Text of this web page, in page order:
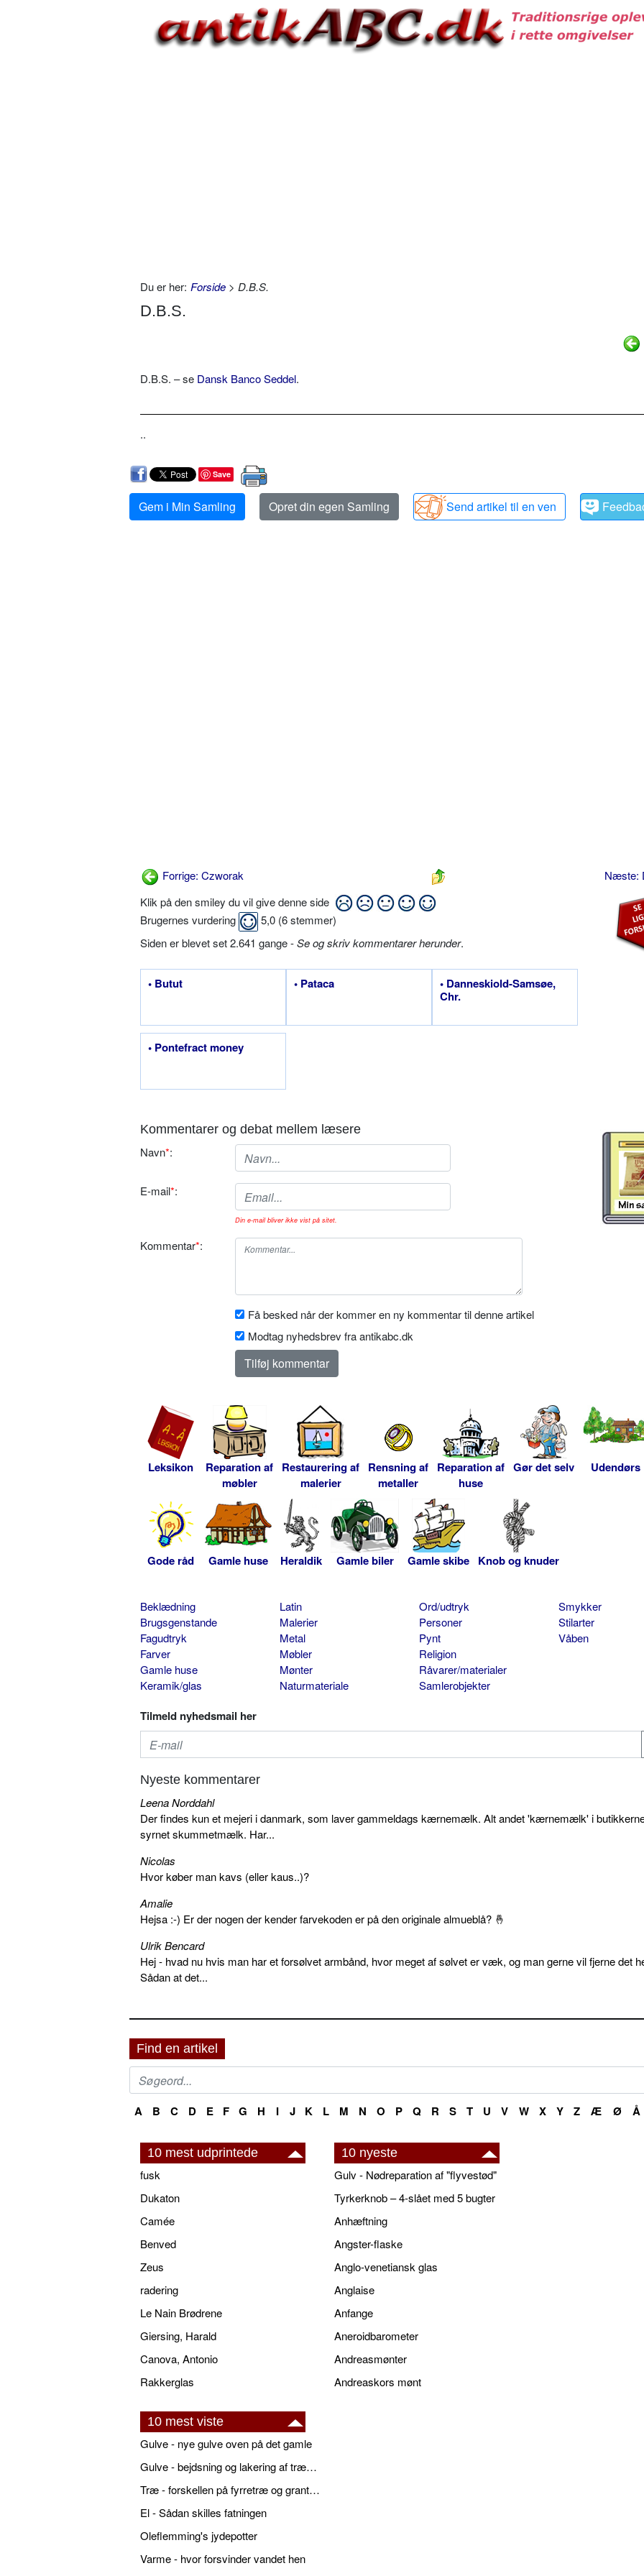
Du er her: Forside > D.B.S.
D.B.S.
D.B.S. – se Dansk Banco Seddel.
..
Save
Gem i Min Samling Opret din egen Samling Send artikel til en ven
Forrige: Czworak
Næste:
Klik på den smiley du vil give denne side
Brugernes vurdering
5,0 (6stemmer)
Siden er blevet set 2.641 gange -Se og skriv kommentarer herunder.
• Butut • Pataca
• Danneskiold-Samsøe,
Chr.
• Pontefract money
Kommentarer og debat mellem læsere
Navn*:
E-mail*:
Din e-mail bliver ikke vist på sitet.
Kommentar*:
Få besked når der kommer en ny kommentar til denne artikel
Modtag nyhedsbrev fra antikabc.dk
Leksikon
Reparation af
møbler
Restaurering af
malerier
Rensning af
metaller
Reparation af
huse
Gør det selv Udendørs
Gode råd Gamle huse Heraldik Gamle biler Gamle skibe Knob og knuder
Beklædning
Brugsgenstande
Fagudtryk
Farver
Gamle huse
Keramik/glas
Latin
Malerier
Metal
Møbler
Mønter
Naturmateriale
Ord/udtryk
Personer
Pynt
Religion
Råvarer/materialer
Samlerobjekter
Smykker
Stilarter
Våben
Tilmeld nyhedsmail her
Nyeste kommentarer
Leena Norddahl
Der findes kun et mejeri i danmark, som laver gammeldags kærnemælk. Alt andet 'kærnemælk' i
syrnet skummetmælk. Har...
Nicolas
Hvor køber man kavs (eller kaus..)?
Amalie
Hejsa :-) Er der nogen der kender farvekoden er på den originale almueblå? 🤞
Ulrik Bencard
Hej - hvad nu hvis man har et forsølvet armbånd, hvor meget af sølvet er væk, og man gerne vil fjerne det
Sådan at det...
Find en artikel
A B C D E F G H I J K L M N O P Q R S T U V W X Y Z Æ Ø Å
10 mest udprintede
fusk
Dukaton
Camée
Benved
Zeus
radering
Le Nain Brødrene
Giersing, Harald
Canova, Antonio
Rakkerglas
10 nyeste
Gulv - Nødreparation af "flyvestød"
Tyrkerknob – 4-slået med 5 bugter
Anhæftning
Angster-flaske
Anglo-venetiansk glas
Anglaise
Anfange
Aneroidbarometer
Andreasmønter
Andreaskors mønt
10 mest viste
Gulve - nye gulve oven på det gamle
Gulve - bejdsning og lakering af trægulve
Træ - forskellen på fyrretræ og grantræ
El - Sådan skilles fatningen
Oleflemming's jydepotter
Varme - hvor forsvinder vandet hen